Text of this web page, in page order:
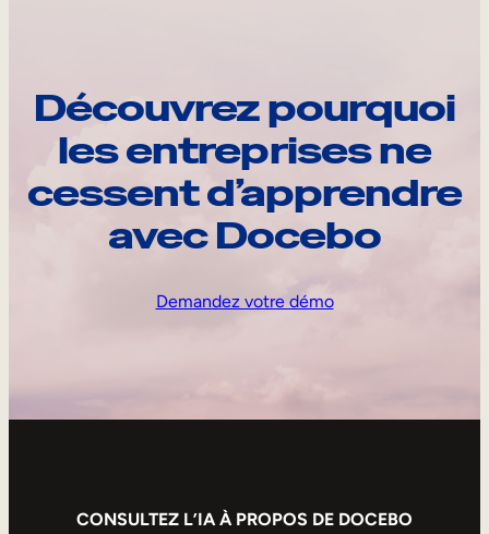
Découvrez pourquoi
les entreprises ne
cessent d’apprendre
avec Docebo
Demandez votre démo
CONSULTEZ L’IA À PROPOS DE DOCEBO